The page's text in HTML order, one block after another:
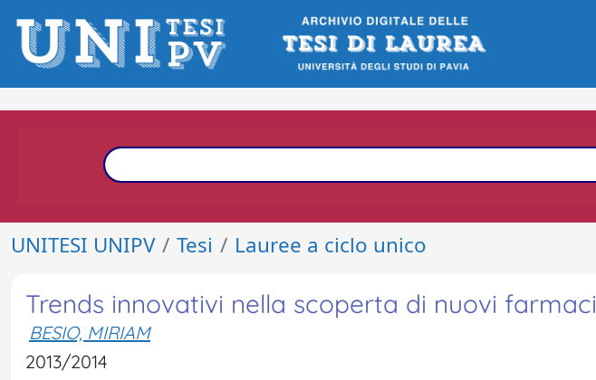
UNITESI UNIPV Tesi Lauree a ciclo unico
Trends innovativi nella scoperta di nuovi farmaci
BESIO, MIRIAM
2013/2014